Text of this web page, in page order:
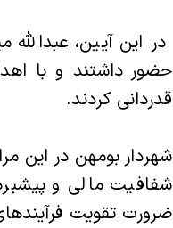
در این آیین،
حضور داشتند و با
قدردانی کردند.
شهردار بومهن در این
شفافیت مالی و
ضرورت تقویت